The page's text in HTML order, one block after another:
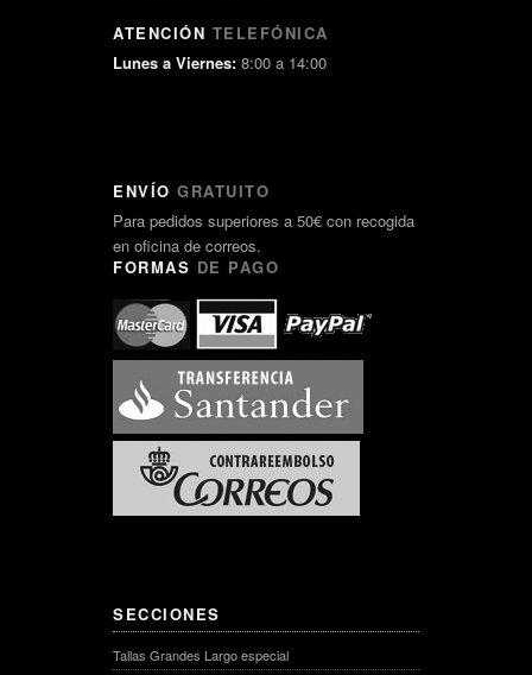
ATENCIÓN TELEFÓNICA
Lunes a Viernes: 8:00 a 14:00
ENVÍO GRATUITO
Para pedidos superiores a 50€ con recogida
en oficina de correos.
FORMAS DE PAGO
SECCIONES
Tallas Grandes Largo especial